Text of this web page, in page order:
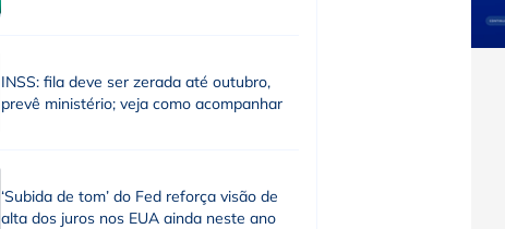
INSS: fila deve ser zerada até outubro,
prevê ministério; veja como acompanhar
‘Subida de tom’ do Fed reforça visão de
alta dos juros nos EUA ainda neste ano